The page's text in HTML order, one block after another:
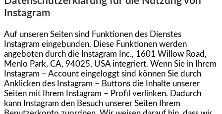
Instagram
Auf unseren Seiten sind Funktionen des Dienstes
Instagram eingebunden. Diese Funktionen werden
angeboten durch die Instagram Inc., 1601 Willow Road,
Menlo Park, CA, 94025, USA integriert. Wenn Sie in Ihrem
Instagram – Account eingeloggt sind können Sie durch
Anklicken des Instagram – Buttons die Inhalte unserer
Seiten mit Ihrem Instagram – Profil verlinken. Dadurch
kann Instagram den Besuch unserer Seiten Ihrem